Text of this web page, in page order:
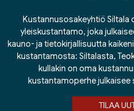
Kustannusosakeyhtiö Siltala
yleiskustantamo, joka
kauno- ja tietokirjallisuutta
kustantamosta: Siltalasta,
kullakin on oma
kustantamoperhe julkaisee
TILAA